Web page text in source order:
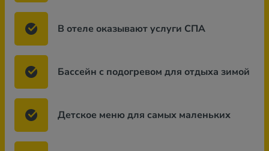
В отеле оказывают услуги СПА
Бассейн с подогревом для отдыха зимой
Детское меню для самых маленьких